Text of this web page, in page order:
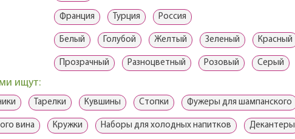
Франция Турция Россия
Белый Голубой Желтый Зеленый Красный
Прозрачный Разноцветный Розовый Серый
ищут:
Тарелки Кувшины Стопки Фужеры для шампанского
вина Кружки Наборы для холодных напитков Декантеры